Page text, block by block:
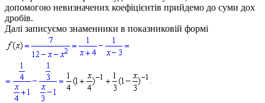
допомогою невизначених коефіцієнтів прийдемо до суми дох
дробів.
Далі записуємо знаменники в показниковій формі